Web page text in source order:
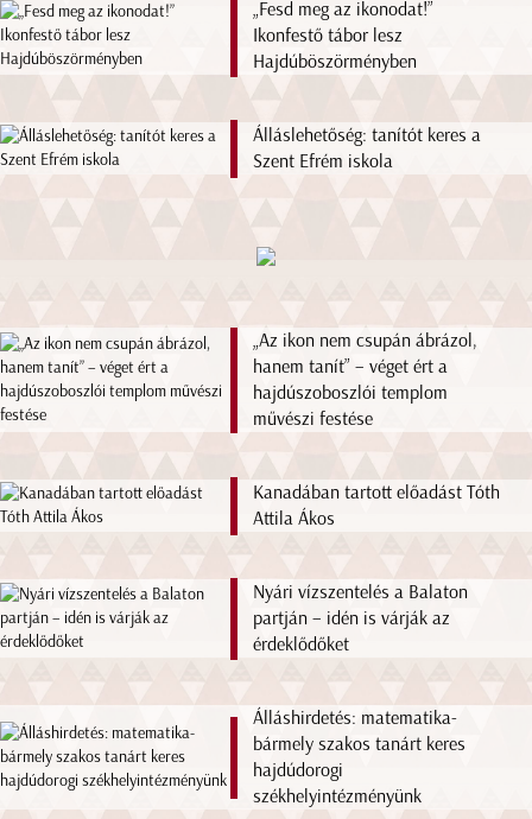
„Fesd meg az ikonodat!”
Ikonfestő tábor lesz
Hajdúböszörményben
Álláslehetőség: tanítót keres a
Szent Efrém iskola
„Az ikon nem csupán ábrázol,
hanem tanít” – véget ért a
hajdúszoboszlói templom
művészi festése
Kanadában tartott előadást Tóth
Attila Ákos
Nyári vízszentelés a Balaton
partján – idén is várják az
érdeklődőket
Álláshirdetés: matematika-
bármely szakos tanárt keres
hajdúdorogi
székhelyintézményünk